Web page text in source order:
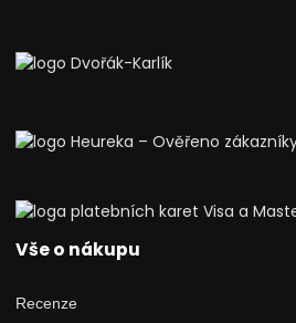
Vše o nákupu
Recenze